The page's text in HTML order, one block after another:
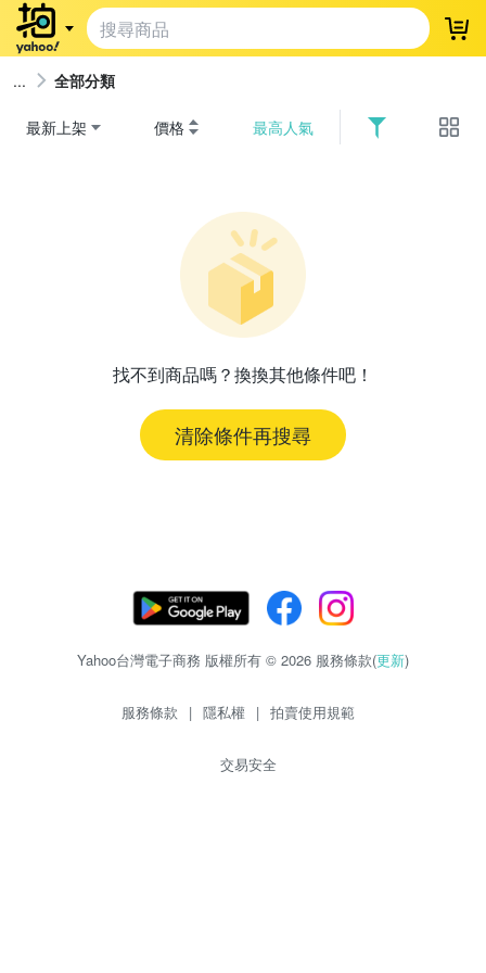
登
全部分類
最新上架 價格 最高人氣
找不到商品嗎？換換其他條件吧！
清除條件再搜尋
Yahoo台灣電子商務 版權所有 © 2026 服務條款(更新)
服務條款 | 隱私權 | 拍賣使用規範
交易安全